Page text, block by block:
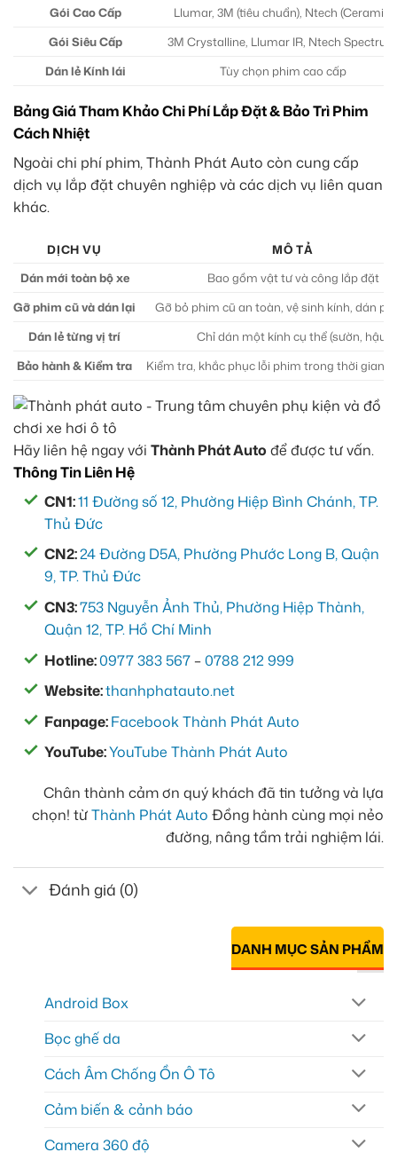
Gói Cao Cấp
Llumar, 3M (tiêu chuẩn), Ntech (Ceramic)
Gói Siêu Cấp
3M Crystalline, Llumar IR, Ntech Spectrum
Dán lẻ Kính lái
Tùy chọn phim cao cấp
Bảng Giá Tham Khảo Chi Phí Lắp Đặt & Bảo Trì Phim
Cách Nhiệt
Ngoài chi phí phim, Thành Phát Auto còn cung cấp
dịch vụ lắp đặt chuyên nghiệp và các dịch vụ liên quan
khác.
DỊCH VỤ
MÔ TẢ
Dán mới toàn bộ xe
Bao gồm vật tư và công lắp đặt
Gỡ phim cũ và dán lại
Gỡ bỏ phim cũ an toàn, vệ sinh kính, dán
Dán lẻ từng vị trí
Chỉ dán một kính cụ thể (sườn, hậu)
Bảo hành & Kiểm tra
Kiểm tra, khắc phục lỗi phim trong thời gian
Hãy liên hệ ngay với Thành Phát Auto để được tư vấn.
Thông Tin Liên Hệ
CN1:11 Đường số 12, Phường Hiệp Bình Chánh, TP.
Thủ Đức
CN2:24 Đường D5A, Phường Phước Long B, Quận
9, TP. Thủ Đức
CN3:753 Nguyễn Ảnh Thủ, Phường Hiệp Thành,
Quận 12, TP. Hồ Chí Minh
Hotline:0977 383 567 –0788 212 999
Website:thanhphatauto.net
Fanpage:Facebook Thành Phát Auto
YouTube:YouTube Thành Phát Auto
Chân thành cảm ơn quý khách đã tin tưởng và lựa
chọn! từThành Phát Auto Đồng hành cùng mọi nẻo
đường, nâng tầm trải nghiệm lái.
Đánh giá (0)
DANH MỤC SẢN PHẨM
Android Box
Bọc ghế da
Cách Âm Chống Ồn Ô Tô
Cảm biến & cảnh báo
Camera 360 độ